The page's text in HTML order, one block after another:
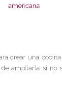
crear una
ampliarla si